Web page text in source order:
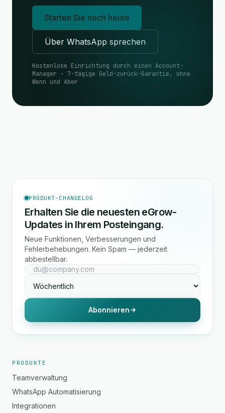
Starten Sie noch heute
Über WhatsApp sprechen
Kostenlose Einrichtung durch einen Account-
Manager · 7-tägige Geld-zurück-Garantie, ohne
Wenn und Aber
PRODUKT-CHANGELOG
Erhalten Sie die neuesten eGrow-
Updates in Ihrem Posteingang.
Neue Funktionen, Verbesserungen und
Fehlerbehebungen. Kein Spam — jederzeit
abbestellbar.
Abonnieren
PRODUKTE
Teamverwaltung
WhatsApp Automatisierung
Integrationen